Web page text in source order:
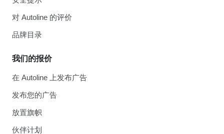
对 Autoline 的评价
品牌目录
我们的报价
在 Autoline 上发布广告
发布您的广告
放置旗帜
伙伴计划